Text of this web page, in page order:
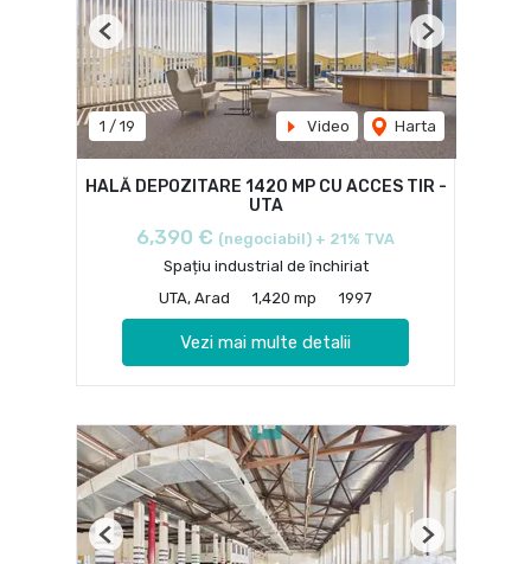
1 / 19 Video Harta
Previous Next
HALĂ DEPOZITARE 1420 MP CU ACCES TIR -
UTA
6,390 € (negociabil) + 21% TVA
Spațiu industrial de închiriat
UTA, Arad
1,420 mp 1997
Vezi mai multe detalii
Previous Next